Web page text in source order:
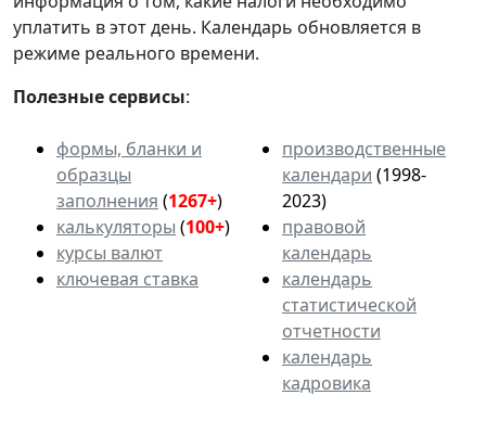
уплатить в этот день. Календарь обновляется в
режиме реального времени.
Полезные сервисы:
формы, бланки и
образцы
заполнения (1267+)
калькуляторы (100+)
курсы валют
ключевая ставка
производственные
календари (1998-
2023)
правовой
календарь
календарь
статистической
отчетности
календарь
кадровика